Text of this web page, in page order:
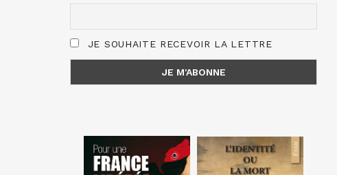
JE SOUHAITE RECEVOIR LA LETTRE